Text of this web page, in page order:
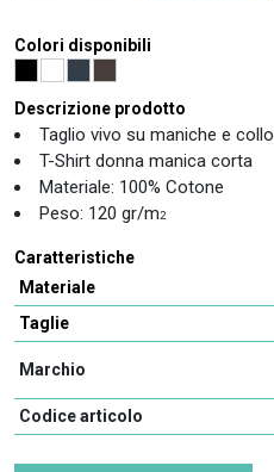
Descrizione prodotto
Taglio vivo su maniche e collo
T-Shirt donna manica corta
Materiale: 100% Cotone
Peso: 120 gr/m2
Caratteristiche
Materiale
Taglie
Marchio
Codice articolo
Colori disponibili